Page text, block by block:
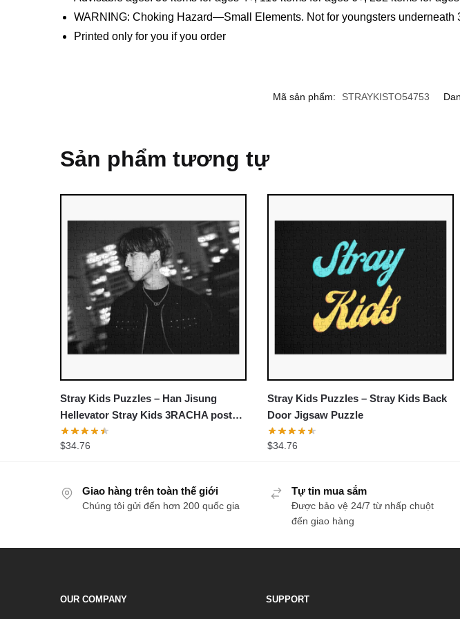
WARNING: Choking Hazard—Small Elements. Not for youngsters underneath
Printed only for you if you order
Mã sản phẩm: STRAYKISTO54753
Sản phẩm tương tự
Stray Kids Puzzles – Han Jisung
Hellevator Stray Kids 3RACHA poster
Jigsaw Puzzle
$34.76
Stray Kids Puzzles – Stray Kids Back
Door Jigsaw Puzzle
$34.76
Giao hàng trên toàn thế giới
Chúng tôi gửi đến hơn 200 quốc gia
Tự tin mua sắm
Được bảo vệ 24/7 từ nhấp chuột
đến giao hàng
OUR COMPANY SUPPORT